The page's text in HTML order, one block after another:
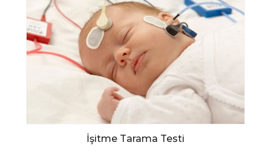
İşitme Tarama Testi